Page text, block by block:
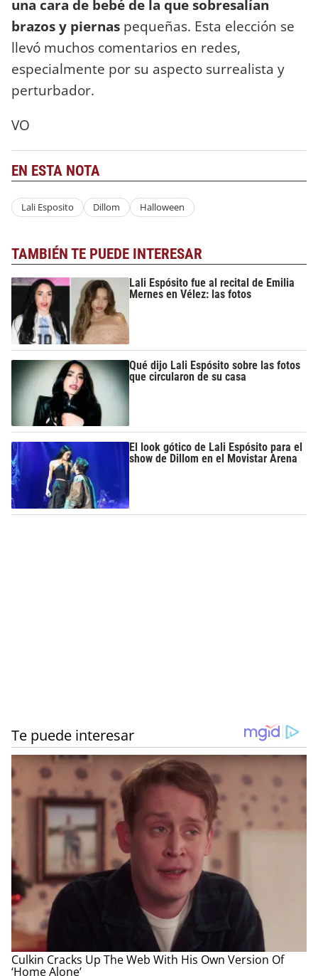
una cara de bebé de la que sobresalían
brazos y piernas pequeñas. Esta elección se
llevó muchos comentarios en redes,
especialmente por su aspecto surrealista y
perturbador.
VO
EN ESTA NOTA
Lali Esposito Dillom Halloween
TAMBIÉN TE PUEDE INTERESAR
Lali Espósito fue al recital de Emilia
Mernes en Vélez: las fotos
Qué dijo Lali Espósito sobre las fotos
que circularon de su casa
El look gótico de Lali Espósito para el
show de Dillom en el Movistar Arena